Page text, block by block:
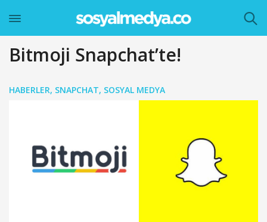
Bitmoji Snapchat’te!
HABERLER, SNAPCHAT, SOSYAL MEDYA